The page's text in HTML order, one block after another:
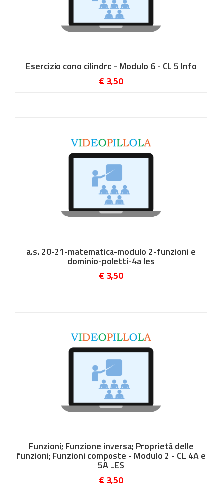
Esercizio cono cilindro - Modulo 6 - CL 5 Info
€ 3,50
a.s. 20-21-matematica-modulo 2-funzioni e
dominio-poletti-4a les
€ 3,50
Funzioni; Funzione inversa; Proprietà delle
funzioni; Funzioni composte - Modulo 2 - CL 4A e
5A LES
€ 3,50